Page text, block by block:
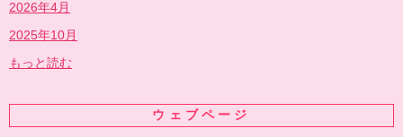
2026年4月
2025年10月
もっと読む
ウェブページ